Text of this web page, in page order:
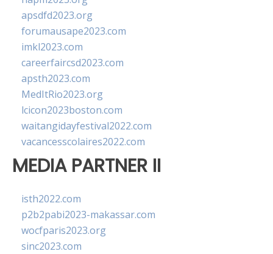
apsdfd2023.org
forumausape2023.com
imkl2023.com
careerfaircsd2023.com
apsth2023.com
MedItRio2023.org
lcicon2023boston.com
waitangidayfestival2022.com
vacancesscolaires2022.com
MEDIA PARTNER II
isth2022.com
p2b2pabi2023-makassar.com
wocfparis2023.org
sinc2023.com